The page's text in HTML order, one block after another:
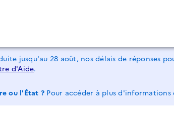
jusqu'au 28 août, nos délais de réponses
d'Aide.
ou l'État ? Pour accéder à plus